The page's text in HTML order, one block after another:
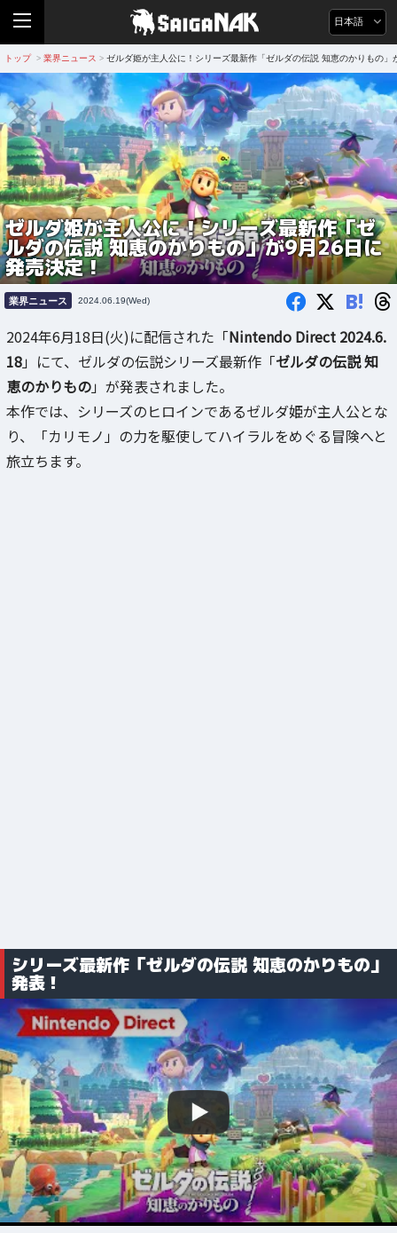
日本語
トップ > 業界ニュース > ゼルダ姫が主人公に！シリーズ最新作「ゼルダの伝説 知恵のかりもの」
ゼルダ姫が主人公に！シリーズ最新作「ゼ
ルダの伝説 知恵のかりもの」が9月26日に
発売決定！
業界ニュース 2024.06.19(Wed) B!
2024年6月18日(火)に配信された「Nintendo Direct 2024.6.
18」にて、ゼルダの伝説シリーズ最新作「ゼルダの伝説 知
恵のかりもの」が発表されました。
本作では、シリーズのヒロインであるゼルダ姫が主人公とな
り、「カリモノ」の力を駆使してハイラルをめぐる冒険へと
旅立ちます。
シリーズ最新作「ゼルダの伝説 知恵のかりもの」
発表！